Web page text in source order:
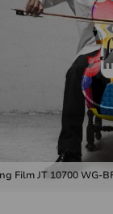
Film JT 10700 WG-